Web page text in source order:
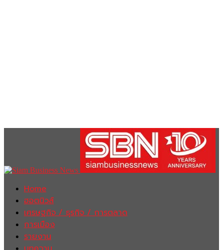
Home
ฮอตนิวส์
เศรษฐกิจ / ธุรกิจ / การตลาด
การเมือง
รายงาน